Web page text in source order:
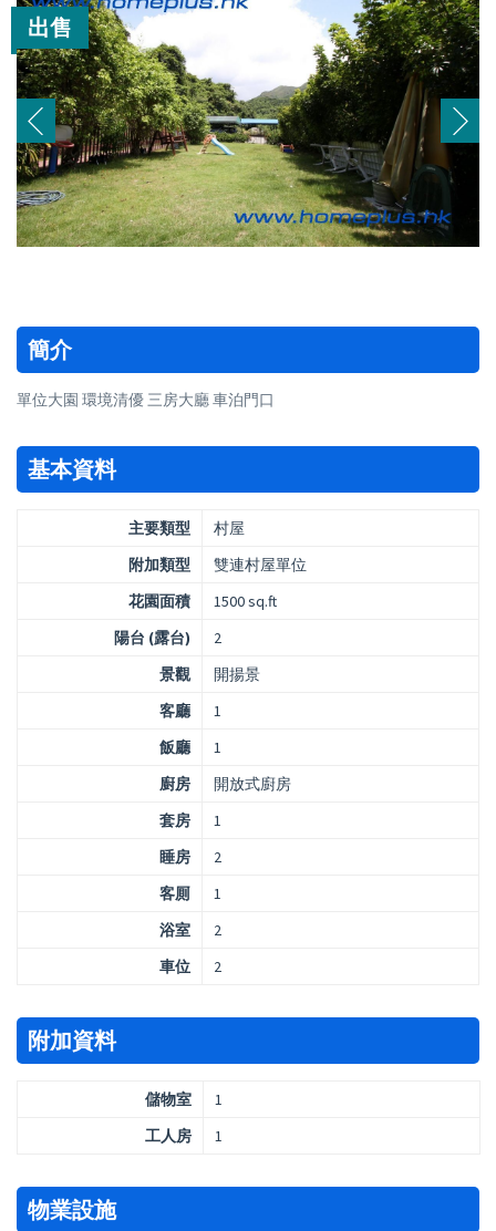
出售
簡介
單位大園 環境清優 三房大廳 車泊門口
基本資料
主要類型
村屋
附加類型
雙連村屋單位
花園面積
1500 sq.ft
陽台 (露台)
2
景觀
開揚景
客廳
1
飯廳
1
廚房
開放式廚房
套房
1
睡房
2
客厠
1
浴室
2
車位
2
附加資料
儲物室
1
工人房
1
物業設施